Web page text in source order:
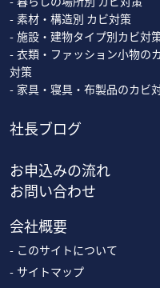
素材・構造別 カビ対策
施設・建物タイプ別カビ対
衣類・ファッション小物の
対策
家具・寝具・布製品のカビ
社長ブログ
お申込みの流れ
お問い合わせ
会社概要
このサイトについて
サイトマップ